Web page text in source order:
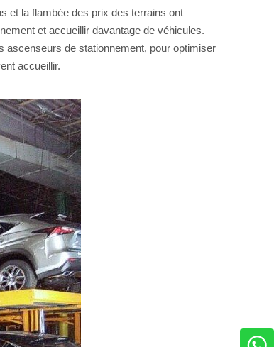
et la flambée des prix des terrains ont
et accueillir davantage de véhicules.
ascenseurs de stationnement, pour optimiser
accueillir.